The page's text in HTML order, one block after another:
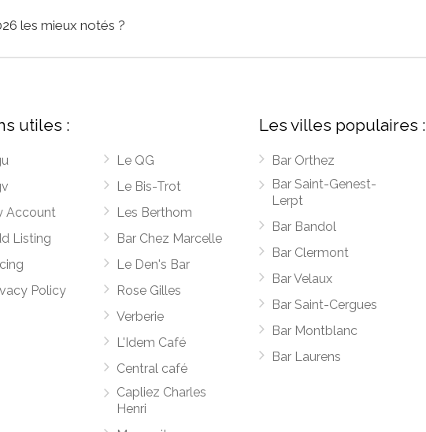
les mieux notés ?
utiles :
Account
Listing
Policy
Le QG
Le Bis-Trot
Les Berthom
Bar Chez Marcelle
Le Den's Bar
Rose Gilles
Verberie
L'Idem Café
Central café
Capliez Charles
Henri
Les villes populaires :
Bar Orthez
Bar Saint-Genest-
Lerpt
Bar Bandol
Bar Clermont
Bar Velaux
Bar Saint-Cergues
Bar Montblanc
Bar Laurens